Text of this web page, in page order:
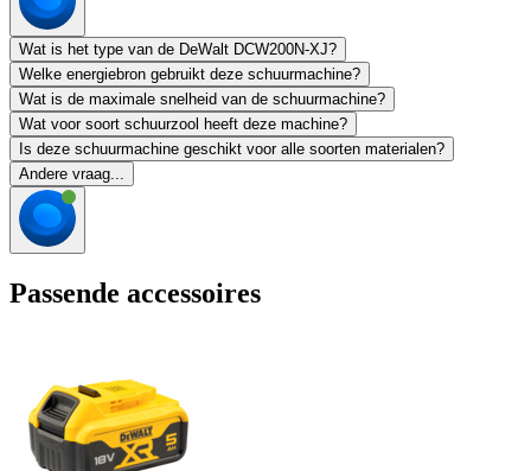
Wat is het type van de DeWalt DCW200N-XJ?
Welke energiebron gebruikt deze schuurmachine?
Wat is de maximale snelheid van de schuurmachine?
Wat voor soort schuurzool heeft deze machine?
Is deze schuurmachine geschikt voor alle soorten materialen?
Andere vraag...
Passende accessoires